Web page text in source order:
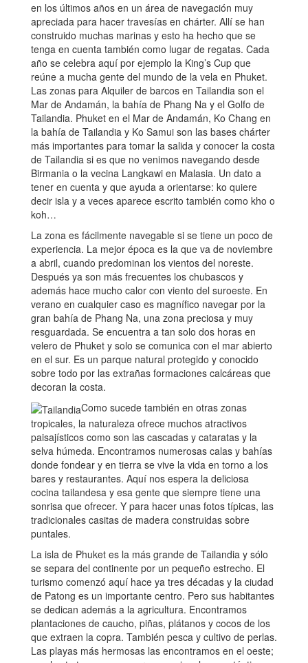
en los últimos años en un área de navegación muy
apreciada para hacer travesías en chárter. Allí se han
construido muchas marinas y esto ha hecho que se
tenga en cuenta también como lugar de regatas. Cada
año se celebra aquí por ejemplo la King’s Cup que
reúne a mucha gente del mundo de la vela en Phuket.
Las zonas para Alquiler de barcos en Tailandia son el
Mar de Andamán, la bahía de Phang Na y el Golfo de
Tailandia. Phuket en el Mar de Andamán, Ko Chang en
la bahía de Tailandia y Ko Samui son las bases chárter
más importantes para tomar la salida y conocer la costa
de Tailandia si es que no venimos navegando desde
Birmania o la vecina Langkawi en Malasia. Un dato a
tener en cuenta y que ayuda a orientarse: ko quiere
decir isla y a veces aparece escrito también como kho o
koh…
La zona es fácilmente navegable si se tiene un poco de
experiencia. La mejor época es la que va de noviembre
a abril, cuando predominan los vientos del noreste.
Después ya son más frecuentes los chubascos y
además hace mucho calor con viento del suroeste. En
verano en cualquier caso es magnífico navegar por la
gran bahía de Phang Na, una zona preciosa y muy
resguardada. Se encuentra a tan solo dos horas en
velero de Phuket y solo se comunica con el mar abierto
en el sur. Es un parque natural protegido y conocido
sobre todo por las extrañas formaciones calcáreas que
decoran la costa.
Como sucede también en otras zonas
tropicales, la naturaleza ofrece muchos atractivos
paisajísticos como son las cascadas y cataratas y la
selva húmeda. Encontramos numerosas calas y bahías
donde fondear y en tierra se vive la vida en torno a los
bares y restaurantes. Aquí nos espera la deliciosa
cocina tailandesa y esa gente que siempre tiene una
sonrisa que ofrecer. Y para hacer unas fotos típicas, las
tradicionales casitas de madera construidas sobre
puntales.
La isla de Phuket es la más grande de Tailandia y sólo
se separa del continente por un pequeño estrecho. El
turismo comenzó aquí hace ya tres décadas y la ciudad
de Patong es un importante centro. Pero sus habitantes
se dedican además a la agricultura. Encontramos
plantaciones de caucho, piñas, plátanos y cocos de los
que extraen la copra. También pesca y cultivo de perlas.
Las playas más hermosas las encontramos en el oeste;